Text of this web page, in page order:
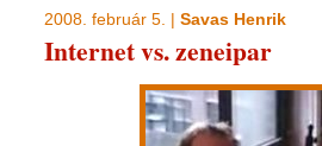
2008. február 5. | Savas Henrik
Internet vs. zeneipar